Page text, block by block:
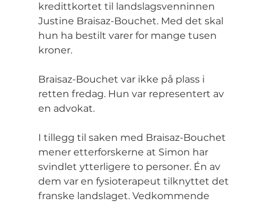
kredittkortet til landslagsvenninnen
Justine Braisaz-Bouchet. Med det skal
hun ha bestilt varer for mange tusen
kroner.
Braisaz-Bouchet var ikke på plass i
retten fredag. Hun var representert av
en advokat.
I tillegg til saken med Braisaz-Bouchet
mener etterforskerne at Simon har
svindlet ytterligere to personer. Én av
dem var en fysioterapeut tilknyttet det
franske landslaget. Vedkommende